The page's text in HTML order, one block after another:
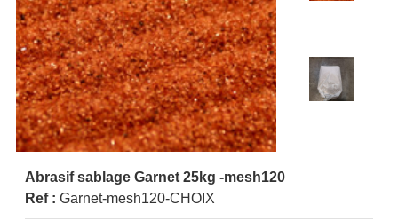
Abrasif sablage Garnet 25kg -mesh120
Ref : Garnet-mesh120-CHOIX